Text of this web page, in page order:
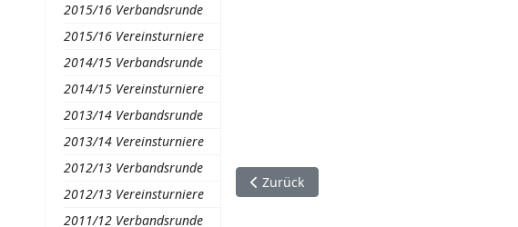
2015/16 Verbandsrunde
2015/16 Vereinsturniere
2014/15 Verbandsrunde
2014/15 Vereinsturniere
2013/14 Verbandsrunde
2013/14 Vereinsturniere
2012/13 Verbandsrunde
2012/13 Vereinsturniere
2011/12 Verbandsrunde
Vorheriger Beitrag: Verbandsrunde
Zurück